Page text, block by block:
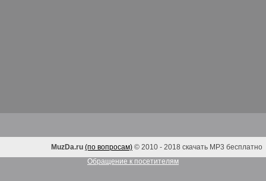
MuzDa.ru (по вопросам) © 2010 - 2018 скачать MP3 бесплатно
Обращение к посетителям